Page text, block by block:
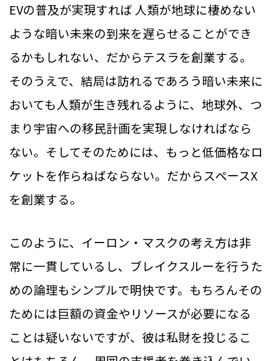
EVの普及が実現すれば 人類が地球に棲めない
ような暗い未来の到来を遅らせることができ
るかもしれない、だからテスラを創業する。
そのうえで、結局は訪れるであろう暗い未来に
おいても人類が生き残れるように、地球外、つ
まり宇宙への移民計画を実現しなければなら
ない。そしてそのためには、もっと低価格なロ
ケットを作らねばならない。だからスペースX
を創業する。
このように、イーロン・マスクの考え方は非
常に一貫しているし、ブレイクスルーを行うた
めの論理もシンプルで明快です。もちろんその
ためには巨額の資金やリソースが必要になる
ことは疑いないですが、彼は私財を投じるこ